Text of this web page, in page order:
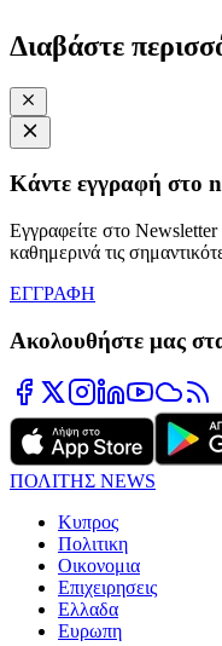
Διαβάστε
Κάντε εγγραφή στο
Εγγραφείτε στο Newsletter
καθημερινά τις
ΕΓΓΡΑΦΗ
Ακολουθήστε μας
ΠΟΛΙΤΗΣ NEWS
Κυπρος
Πολιτικη
Οικονομια
Επιχειρησεις
Ελλαδα
Ευρωπη